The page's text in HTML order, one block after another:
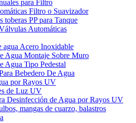
para Filtro
Filtro o Suavizador
toberas PP para Tanque
Automáticas
agua Acero Inoxidable
Agua Montaje Sobre Muro
Agua Tipo Pedestal
Bebedero De Agua
por Rayos UV
de Luz UV
Desinfección de Agua por Rayos UV
mangas de cuarzo, balastros